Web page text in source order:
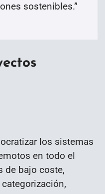
sostenibles.”
los sistemas
en todo el
de bajo coste,